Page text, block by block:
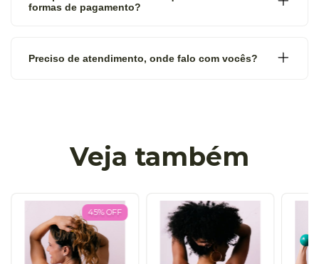
formas de pagamento?
Preciso de atendimento, onde falo com vocês?
Veja também
45%OFF